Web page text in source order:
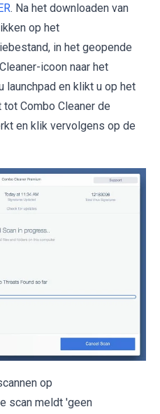
. Na het downloaden van
op het
in het geopende
icoon naar het
launchpad en klikt u op het
tot Combo Cleaner de
en klik vervolgens op de
op
scan meldt 'geen